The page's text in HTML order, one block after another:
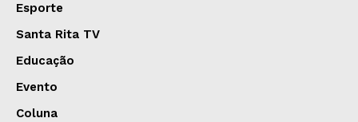
Esporte
Santa Rita TV
Educação
Evento
Coluna